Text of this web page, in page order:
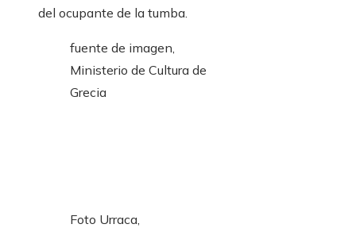
del ocupante de la tumba.
fuente de imagen,
Ministerio de Cultura de
Grecia
Foto Urraca,